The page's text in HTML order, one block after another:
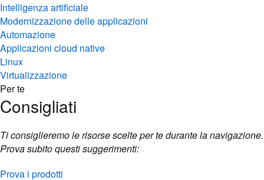
Intelligenza artificiale
Modernizzazione delle applicazioni
Automazione
Applicazioni cloud native
Linux
Virtualizzazione
Per te
Consigliati
Ti consiglieremo le risorse scelte per te durante la navigazione.
Prova subito questi suggerimenti:
Prova i prodotti